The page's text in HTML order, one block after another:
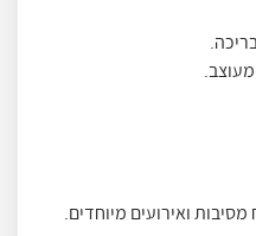
ואירועים מיוחדים.